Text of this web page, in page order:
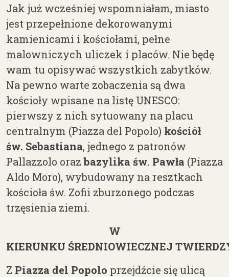
Jak już wcześniej wspomniałam, miasto
jest przepełnione dekorowanymi
kamienicami i kościołami, pełne
malowniczych uliczek i placów. Nie będę
wam tu opisywać wszystkich zabytków.
Na pewno warte zobaczenia są dwa
kościoły wpisane na listę UNESCO:
pierwszy z nich sytuowany na placu
centralnym (Piazza del Popolo) kościół
św. Sebastiana, jednego z patronów
Pallazzolo orazbazylika św. Pawła (Piazza
Aldo Moro), wybudowany na resztkach
kościoła św. Zofii zburzonego podczas
trzęsienia ziemi.
W
KIERUNKU ŚREDNIOWIECZNEJ
Z Piazza del Popolo przejdźcie się ulicą